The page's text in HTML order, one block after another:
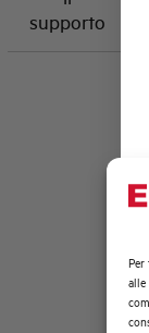
Per
alle
supporto